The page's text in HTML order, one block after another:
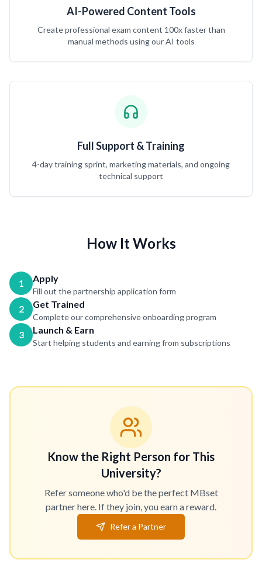
AI-Powered Content Tools
Create professional exam content 100x faster than
manual methods using our AI tools
Full Support & Training
4-day training sprint, marketing materials, and ongoing
technical support
How It Works
1 Apply
Fill out the partnership application form
2 Get Trained
Complete our comprehensive onboarding program
3 Launch & Earn
Start helping students and earning from subscriptions
Know the Right Person for This
University?
Refer someone who'd be the perfect MBset
partner here. If they join, you earn a reward.
Refer a Partner